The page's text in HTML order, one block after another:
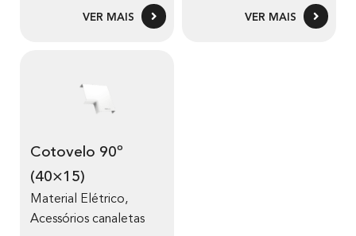
VER MAIS VER MAIS
Cotovelo 90º
(40×15)
Material Elétrico,
Acessórios canaletas